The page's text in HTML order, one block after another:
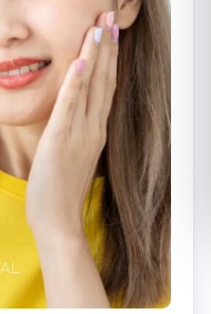
Български
Română
Русский